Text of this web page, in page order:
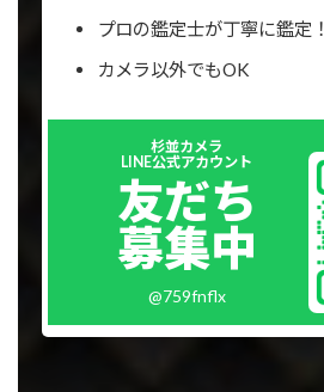
プロの鑑定士が丁寧に鑑定！
カメラ以外でもOK
杉並カメラ
LINE公式アカウント
友だち
募集中
@759fnflx